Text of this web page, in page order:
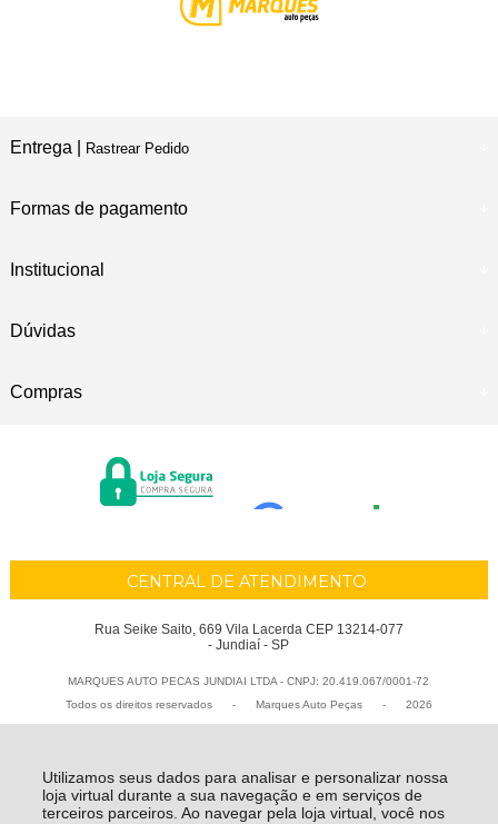
Utilizamos seus dados para analisar e personalizar nossa
loja virtual durante a sua navegação e em serviços de
terceiros parceiros. Ao navegar pela loja virtual, você nos
Entrega | Rastrear Pedido
Formas de pagamento
Institucional
Dúvidas
Compras
CENTRAL DE ATENDIMENTO
Rua Seike Saito, 669 Vila Lacerda CEP 13214-077
- Jundiaí - SP
MARQUES AUTO PECAS JUNDIAI LTDA - CNPJ: 20.419.067/0001-72
Todos os direitos reservados
- Marques Auto Peças - 2026